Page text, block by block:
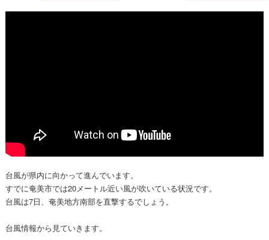
台風が県内に向かって進んでいます。
すでに奄美市では20メートル近い風が吹いている状況です。
台風は7日、奄美地方南部を直撃するでしょう。
台風情報から見ていきます。